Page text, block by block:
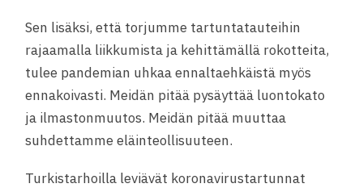
Sen lisäksi, että torjumme tartuntatauteihin
rajaamalla liikkumista ja kehittämällä rokotteita,
tulee pandemian uhkaa ennaltaehkäistä myös
ennakoivasti. Meidän pitää pysäyttää luontokato
ja ilmastonmuutos. Meidän pitää muuttaa
suhdettamme eläinteollisuuteen.
Turkistarhoilla leviävät koronavirustartunnat